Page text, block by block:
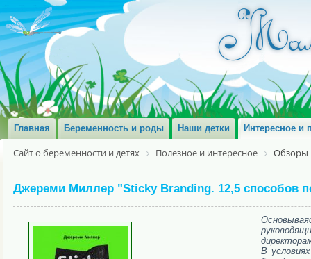
Главная Беременность и роды Наши детки Интересное и
Сайт о беременности и детях Полезное и интересное Обзоры
Джереми Миллер "Sticky Branding. 12,5 способов
В